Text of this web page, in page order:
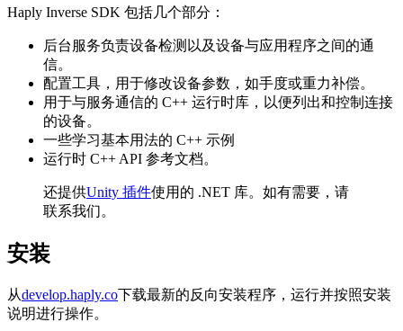
Haply Inverse SDK 包括几个部分：
后台服务负责设备检测以及设备与应用程序之间的通
信。
配置工具，用于修改设备参数，如手度或重力补偿。
用于与服务通信的 C++ 运行时库，以便列出和控制连接
的设备。
一些学习基本用法的 C++ 示例
运行时 C++ API 参考文档。
还提供Unity 插件使用的 .NET 库。如有需要，请
联系我们。
安装
从develop.haply.co下载最新的反向安装程序，运行并按照安装
说明进行操作。